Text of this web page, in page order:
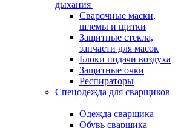
дыхания
Сварочные маски,
шлемы и щитки
Защитные стекла,
запчасти для масок
Блоки подачи воздуха
Защитные очки
Респираторы
Спецодежда для сварщиков
Одежда сварщика
Обувь сварщика